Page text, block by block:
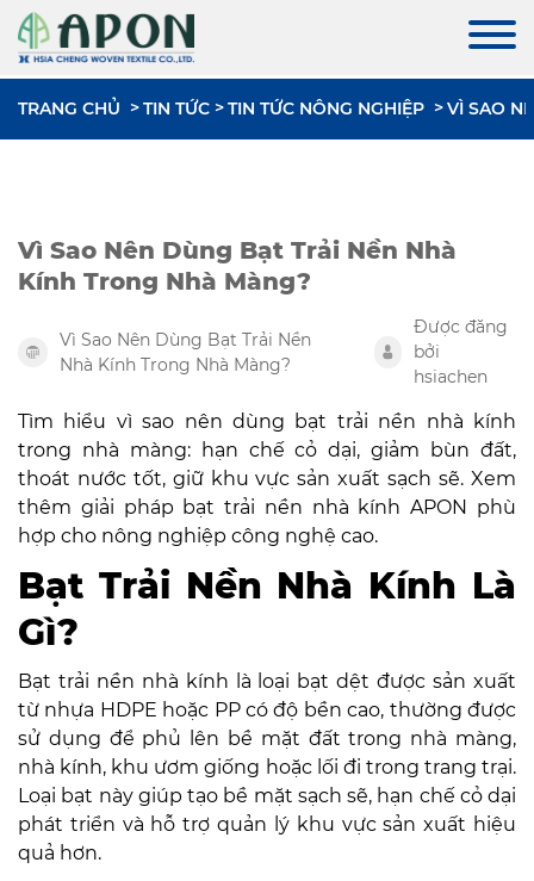
TRANG CHỦ TIN TỨC TIN TỨC NÔNG NGHIỆP VÌ SAO
Vì Sao Nên Dùng Bạt Trải Nền Nhà
Kính Trong Nhà Màng?
Vì Sao Nên Dùng Bạt Trải Nền
Nhà Kính Trong Nhà Màng?
Được đăng
bởi
hsiachen
Tìm hiểu vì sao nên dùng bạt trải nền nhà kính
trong nhà màng: hạn chế cỏ dại, giảm bùn đất,
thoát nước tốt, giữ khu vực sản xuất sạch sẽ. Xem
thêm giải pháp bạt trải nền nhà kính APON phù
hợp cho nông nghiệp công nghệ cao.
Bạt Trải Nền Nhà Kính Là
Gì?
Bạt trải nền nhà kính là loại bạt dệt được sản xuất
từ nhựa HDPE hoặc PP có độ bền cao, thường được
sử dụng để phủ lên bề mặt đất trong nhà màng,
nhà kính, khu ươm giống hoặc lối đi trong trang trại.
Loại bạt này giúp tạo bề mặt sạch sẽ, hạn chế cỏ dại
phát triển và hỗ trợ quản lý khu vực sản xuất hiệu
quả hơn.